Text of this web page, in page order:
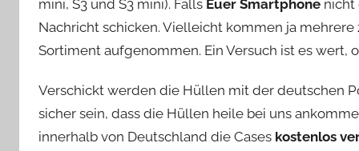
mini, S3 und S3 mini). Falls Euer Smartphone nicht
Nachricht schicken. Vielleicht kommen ja
Sortiment aufgenommen. Ein Versuch ist es wert,
Verschickt werden die Hüllen mit der deutschen
sicher sein, dass die Hüllen heile bei uns
innerhalb von Deutschland die Cases kostenlos